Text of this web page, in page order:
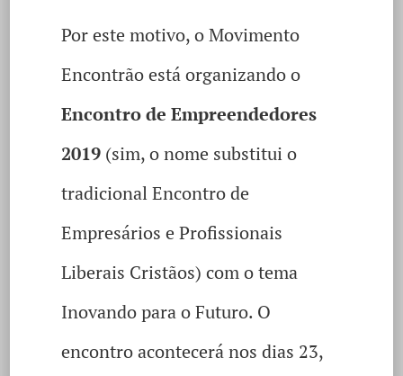
Por este motivo, o Movimento
Encontrão está organizando o
Encontro de Empreendedores
2019 (sim, o nome substitui o
tradicional Encontro de
Empresários e Profissionais
Liberais Cristãos) com o tema
Inovando para o Futuro. O
encontro acontecerá nos dias 23,